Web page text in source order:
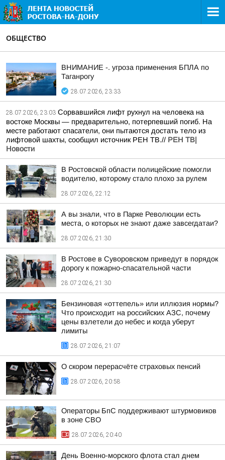
ОБЩЕСТВО
ВНИМАНИЕ -. угроза применения БПЛА по
Таганрогу
28.07.2026, 23:33
28.07.2026, 23:03 Сорвавшийся лифт рухнул на человека на
востоке Москвы — предварительно, потерпевший погиб. На
месте работают спасатели, они пытаются достать тело из
лифтовой шахты, сообщил источник РЕН ТВ.// РЕН ТВ|
Новости
В Ростовской области полицейские помогли
водителю, которому стало плохо за рулем
28.07.2026, 22:12
А вы знали, что в Парке Революции есть
места, о которых не знают даже завсегдатаи?
28.07.2026, 21:30
В Ростове в Суворовском приведут в порядок
дорогу к пожарно-спасательной части
28.07.2026, 21:30
Бензиновая «оттепель» или иллюзия нормы?
Что происходит на российских АЗС, почему
цены взлетели до небес и когда уберут
лимиты
28.07.2026, 21:07
О скором перерасчёте страховых пенсий
28.07.2026, 20:58
Операторы БпС поддерживают штурмовиков
в зоне СВО
28.07.2026, 20:40
День Военно-морского флота стал днем